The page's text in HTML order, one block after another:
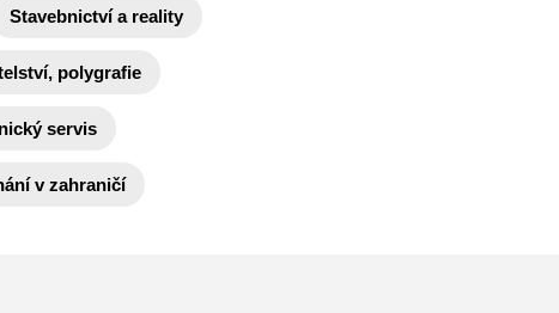
Stavebnictví a reality
polygrafie
servis
v zahraničí